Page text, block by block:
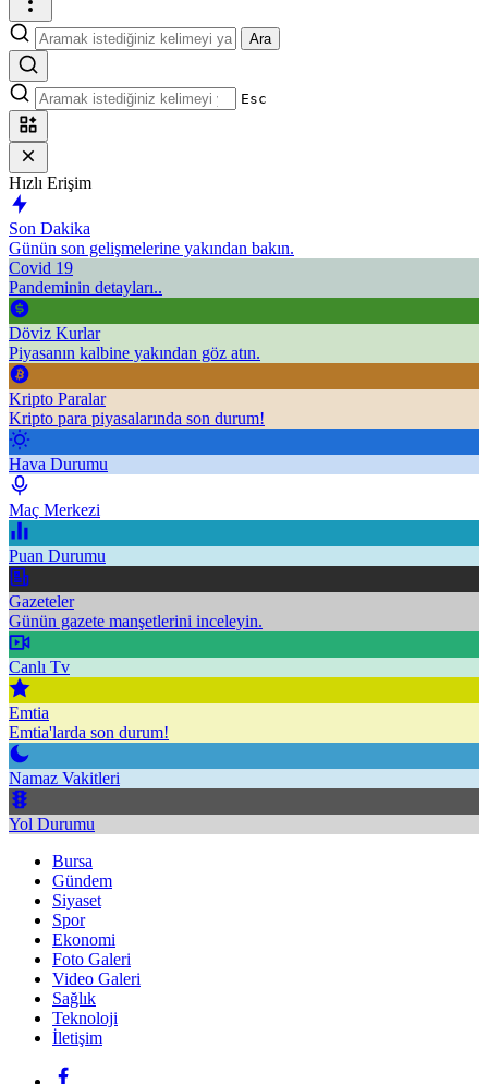
Ara
Esc
Hızlı Erişim
Son Dakika
Günün son gelişmelerine yakından bakın.
Covid 19
Pandeminin detayları..
Döviz Kurlar
Piyasanın kalbine yakından göz atın.
Kripto Paralar
Kripto para piyasalarında son durum!
Hava Durumu
Maç Merkezi
Puan Durumu
Gazeteler
Günün gazete manşetlerini inceleyin.
Canlı Tv
Emtia
Emtia'larda son durum!
Namaz Vakitleri
Yol Durumu
Bursa
Gündem
Siyaset
Spor
Ekonomi
Foto Galeri
Video Galeri
Sağlık
Teknoloji
İletişim